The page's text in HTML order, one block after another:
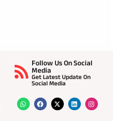
Follow Us On Social
Media
Get Latest Update On
Social Media